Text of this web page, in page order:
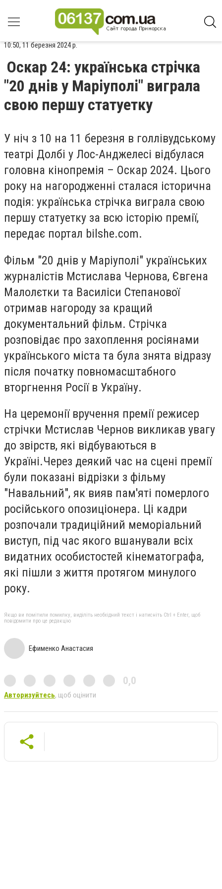
10:50, 11 березня 2024 р.
Оскар 24: українська стрічка
"20 днів у Маріуполі" виграла
свою першу статуетку
У ніч з 10 на 11 березня в голлівудському
театрі Долбі у Лос-Анджелесі відбулася
головна кінопремія – Оскар 2024. Цього
року на нагородженні сталася історична
подія: українська стрічка виграла свою
першу статуетку за всю історію премії,
передає портал bilshe.com.
Фільм "20 днів у Маріуполі" українських
журналістів Мстислава Чернова, Євгена
Малолєтки та Василіси Степанової
отримав нагороду за кращий
документальний фільм. Стрічка
розповідає про захоплення росіянами
українського міста та була знята відразу
після початку повномасштабного
вторгнення Росії в Україну.
На церемонії вручення премії режисер
стрічки Мстислав Чернов викликав увагу
до звірств, які відбуваються в
Україні.Через деякий час на сцені премії
були показані відрізки з фільму
"Навальний", як вияв пам'яті померлого
російського опозиціонера. Ці кадри
розпочали традиційний меморіальний
виступ, під час якого вшанували всіх
видатних особистостей кінематографа,
які пішли з життя протягом минулого
року.
Якщо ви помітили помилку, виділіть необхідний текст і натисніть Ctrl + Enter, щоб
повідомити про це редакцію
Ефименко Анастасия
0,0
Авторизуйтесь, щоб оцінити